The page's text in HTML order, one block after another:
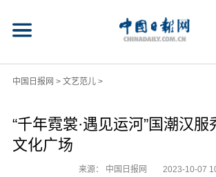
中国日报网 > 文艺范儿>
“千年霓裳·遇见运河”国潮汉
文化广场
来源： 中国日报网 2023-10-07